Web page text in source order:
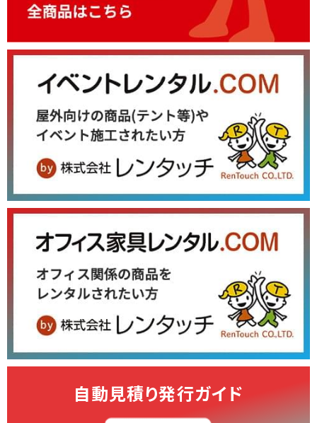
自動見積り発行ガイド